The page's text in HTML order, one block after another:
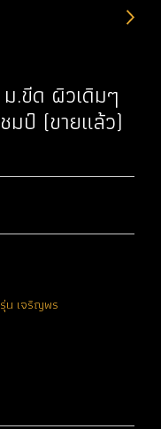
.ขีด ผิวเดิมๆ
มป์ (ขายแล้ว)
น เจริญพร